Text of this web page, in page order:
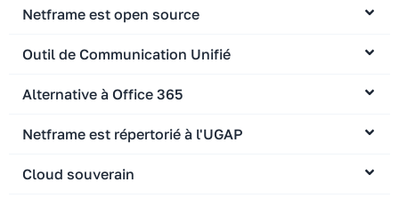
Netframe est open source
Outil de Communication Unifié
Alternative à Office 365
Netframe est répertorié à l'UGAP
Cloud souverain